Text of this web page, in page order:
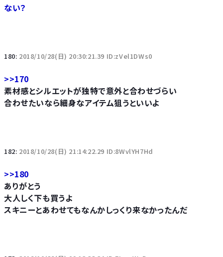
ない？
180: 2018/10/28(日) 20:30:21.39 ID:zVel1DWs0
>>170
素材感とシルエットが独特で意外と合わせづらい
合わせたいなら細身なアイテム狙うといいよ
182: 2018/10/28(日) 21:14:22.29 ID:8WvlYH7Hd
>>180
ありがとう
大人しく下も買うよ
スキニーとあわせてもなんかしっくり来なかったんだ